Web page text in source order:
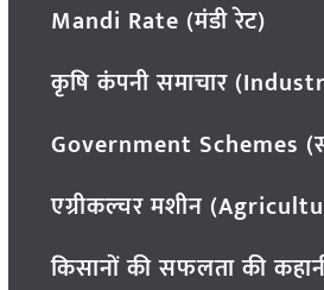
Mandi Rate (मंडी रेट)
कृषि कंपनी समाचार
Government Schemes
एग्रीकल्चर मशीन
किसानों की सफलता की